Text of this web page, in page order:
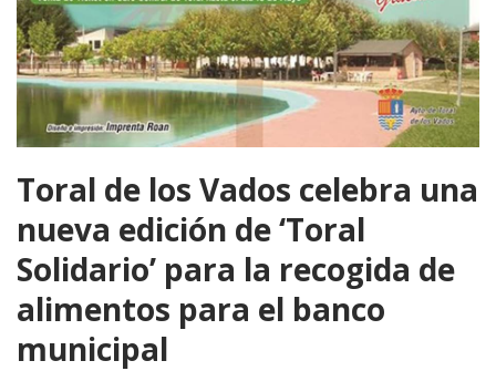
Toral de los Vados celebra una
nueva edición de ‘Toral
Solidario’ para la recogida de
alimentos para el banco
municipal